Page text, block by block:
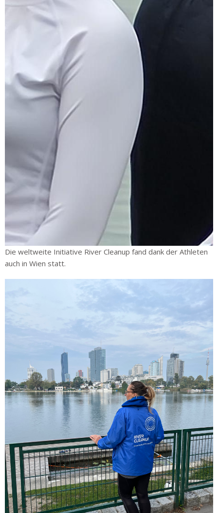
Die weltweite Initiative River Cleanup fand dank der Athleten
auch in Wien statt.